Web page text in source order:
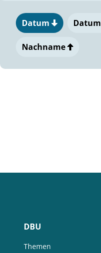
Datum Datum
Nachname
DBU
Themen